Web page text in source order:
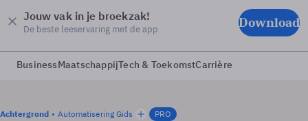
Jouw vak in je broekzak!
De beste leeservaring met de app Download
BusinessMaatschappijTech & ToekomstCarrière
Achtergrond Automatisering Gids
PRO